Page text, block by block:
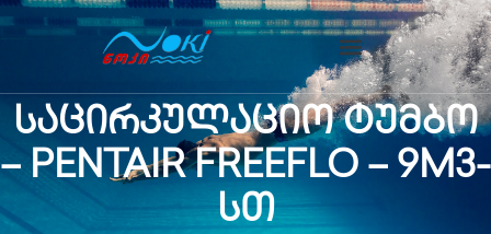
საცირკულაციო ტუმბო
– PENTAIR FREEFLO – 9M3-
სთ